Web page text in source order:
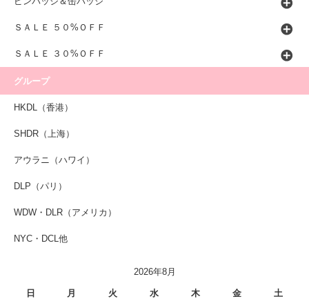
ＳＡＬＥ ５０%ＯＦＦ
ＳＡＬＥ ３０%ＯＦＦ
グループ
HKDL（香港）
SHDR（上海）
アウラニ（ハワイ）
DLP（パリ）
WDW・DLR（アメリカ）
NYC・DCL他
2026年8月
日 月 火 水 木 金
土